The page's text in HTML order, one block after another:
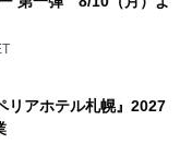
リアホテル札幌』2027